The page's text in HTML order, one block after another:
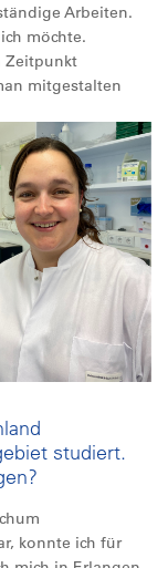
Arbeiten.
möchte.
Zeitpunkt
mitgestalten
studiert.
konnte ich für